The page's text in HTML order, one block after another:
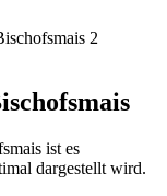
ist es
dargestellt wird.